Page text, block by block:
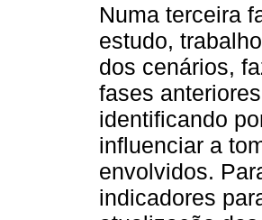
Numa terceira
estudo,
dos cenários,
fases
identificando
influenciar a
envolvidos.
indicadores